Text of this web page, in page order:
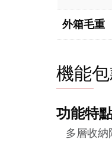
外箱毛重
機能
功能特
多層收納